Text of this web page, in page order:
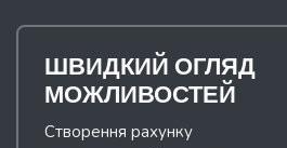
ШВИДКИЙ ОГЛЯД
МОЖЛИВОСТЕЙ
Створення рахунку